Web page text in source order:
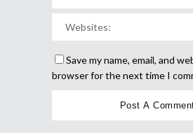
Save my name, email, and
browser for the next time I